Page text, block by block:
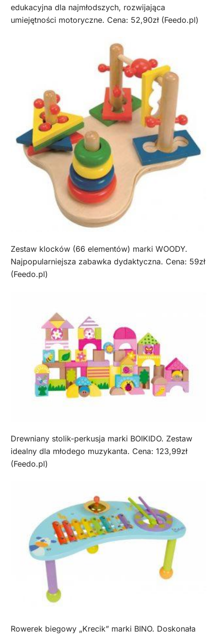
edukacyjna dla najmłodszych, rozwijająca
umiejętności motoryczne. Cena: 52,90zł (Feedo.pl)
Zestaw klocków (66 elementów) marki WOODY.
Najpopularniejsza zabawka dydaktyczna. Cena: 59zł
(Feedo.pl)
Drewniany stolik-perkusja marki BOIKIDO. Zestaw
idealny dla młodego muzykanta. Cena: 123,99zł
(Feedo.pl)
Rowerek biegowy „Krecik” marki BINO. Doskonała